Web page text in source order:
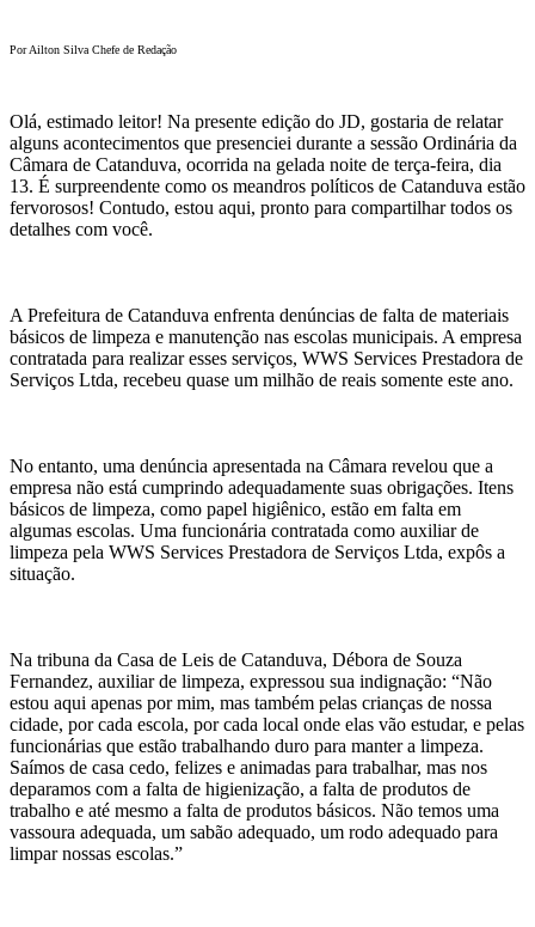
Por Ailton Silva Chefe de Redação
Olá, estimado leitor! Na presente edição do JD, gostaria de relatar
alguns acontecimentos que presenciei durante a sessão Ordinária da
Câmara de Catanduva, ocorrida na gelada noite de terça-feira, dia
13. É surpreendente como os meandros políticos de Catanduva estão
fervorosos! Contudo, estou aqui, pronto para compartilhar todos os
detalhes com você.
A Prefeitura de Catanduva enfrenta denúncias de falta de materiais
básicos de limpeza e manutenção nas escolas municipais. A empresa
contratada para realizar esses serviços, WWS Services Prestadora de
Serviços Ltda, recebeu quase um milhão de reais somente este ano.
No entanto, uma denúncia apresentada na Câmara revelou que a
empresa não está cumprindo adequadamente suas obrigações. Itens
básicos de limpeza, como papel higiênico, estão em falta em
algumas escolas. Uma funcionária contratada como auxiliar de
limpeza pela WWS Services Prestadora de Serviços Ltda, expôs a
situação.
Na tribuna da Casa de Leis de Catanduva, Débora de Souza
Fernandez, auxiliar de limpeza, expressou sua indignação: “Não
estou aqui apenas por mim, mas também pelas crianças de nossa
cidade, por cada escola, por cada local onde elas vão estudar, e pelas
funcionárias que estão trabalhando duro para manter a limpeza.
Saímos de casa cedo, felizes e animadas para trabalhar, mas nos
deparamos com a falta de higienização, a falta de produtos de
trabalho e até mesmo a falta de produtos básicos. Não temos uma
vassoura adequada, um sabão adequado, um rodo adequado para
limpar nossas escolas.”